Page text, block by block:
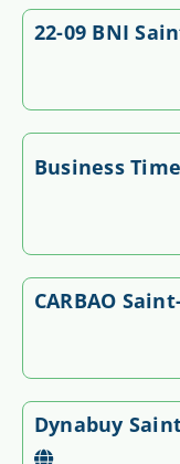
22-09 BNI
Business
CARBAO
Dynabuy